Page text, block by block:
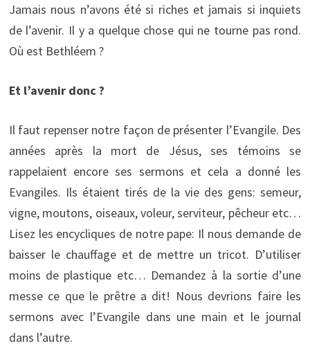
Jamais nous n’avons été si riches et jamais si inquiets
de l’avenir. Il y a quelque chose qui ne tourne pas rond.
Où est Bethléem ?
Et l’avenir donc ?
Il faut repenser notre façon de présenter l’Evangile. Des
années après la mort de Jésus, ses témoins se
rappelaient encore ses sermons et cela a donné les
Evangiles. Ils étaient tirés de la vie des gens: semeur,
vigne, moutons, oiseaux, voleur, serviteur, pêcheur etc…
Lisez les encycliques de notre pape: Il nous demande de
baisser le chauffage et de mettre un tricot. D’utiliser
moins de plastique etc… Demandez à la sortie d’une
messe ce que le prêtre a dit! Nous devrions faire les
sermons avec l’Evangile dans une main et le journal
dans l’autre.